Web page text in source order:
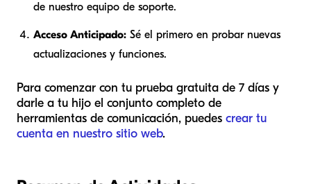
de nuestro equipo de soporte.
Acceso Anticipado: Sé el primero en probar nuevas
actualizaciones y funciones.
Para comenzar con tu prueba gratuita de 7 días y
darle a tu hijo el conjunto completo de
herramientas de comunicación, puedes crear tu
cuenta en nuestro sitio web.